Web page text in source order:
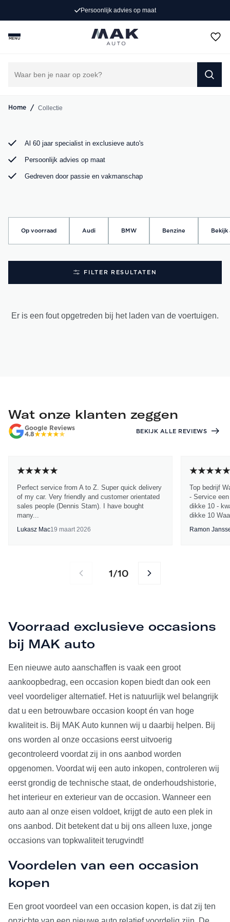
Persoonlijk advies op maat
MENU
Home / Collectie
Exclusieve occasions
Jong gebruikt, grondig gecontroleerd en klaar voor een
nieuw avontuur. Ontdek onze collectie Porsche, Audi,
Al 60 jaar specialist in exclusieve auto's
Persoonlijk advies op maat
Gedreven door passie en vakmanschap
Op voorraad Audi BMW Benzine Bekijk
FILTER RESULTATEN
Er is een fout opgetreden bij het laden van de voertuigen.
Wat onze klanten zeggen
Google Reviews
4.8
BEKIJK ALLE REVIEWS
Perfect service from A to Z. Super quick delivery
of my car. Very friendly and customer orientated
sales people (Dennis Stam). I have bought
many...
Lukasz Mac19 maart 2026
Top bedrijf
- Service
dikke 10 -
dikke 10
Ramon
1/10
Voorraad exclusieve occasions
bij MAK auto
Een nieuwe auto aanschaffen is vaak een groot
aankoopbedrag, een occasion kopen biedt dan ook een
veel voordeliger alternatief. Het is natuurlijk wel belangrijk
dat u een betrouwbare occasion koopt én van hoge
kwaliteit is. Bij MAK Auto kunnen wij u daarbij helpen. Bij
ons worden al onze occasions eerst uitvoerig
gecontroleerd voordat zij in ons aanbod worden
opgenomen. Voordat wij een auto inkopen, controleren wij
eerst grondig de technische staat, de onderhoudshistorie,
het interieur en exterieur van de occasion. Wanneer een
auto aan al onze eisen voldoet, krijgt de auto een plek in
ons aanbod. Dit betekent dat u bij ons alleen luxe, jonge
occasions van topkwaliteit terugvindt!
Voordelen van een occasion
kopen
Een groot voordeel van een occasion kopen, is dat zij ten